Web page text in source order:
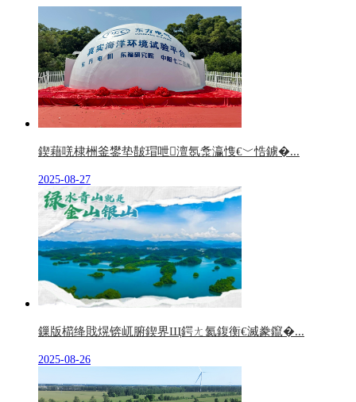
鍥藉唴棣栦釜鐢垫皵瑁呭澶氬洜瀛愯€﹀悎鐪�...
2025-08-27
鏁版櫤绛戝熀锛屼腑鍥界Щ鍔ㄤ氦鍑衡€滅豢鑹�...
2025-08-26